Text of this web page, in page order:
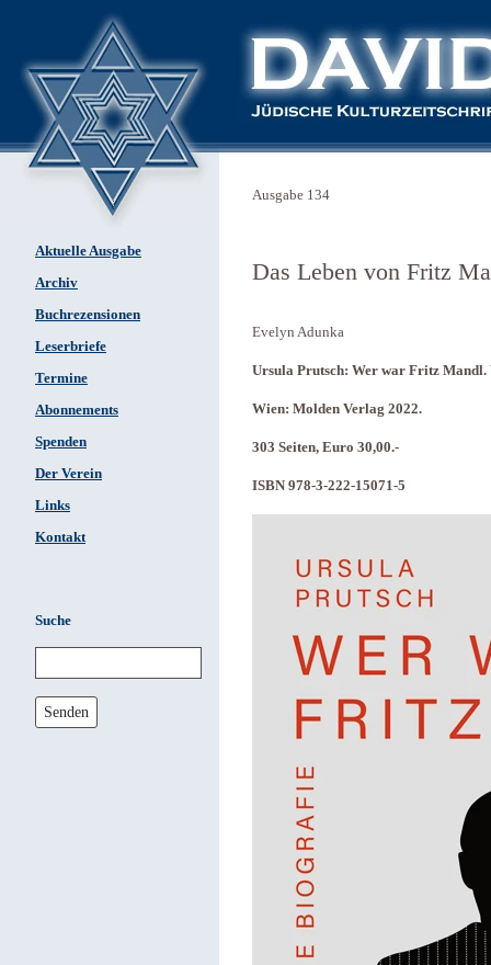
Aktuelle Ausgabe
Archiv
Buchrezensionen
Leserbriefe
Termine
Abonnements
Spenden
Der Verein
Links
Kontakt
Suche
Senden
Ausgabe 134
Das Leben von Fritz
Evelyn Adunka
Ursula Prutsch: Wer war Fritz Mandl.
Wien: Molden Verlag 2022.
303 Seiten, Euro 30,00.-
ISBN 978-3-222-15071-5